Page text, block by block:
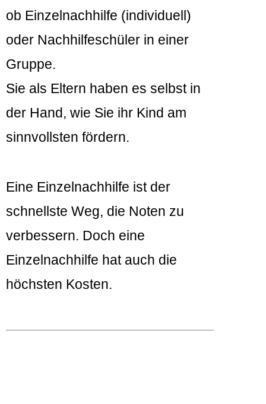
ob Einzelnachhilfe (individuell)
oder Nachhilfeschüler in einer
Gruppe.
Sie als Eltern haben es selbst in
der Hand, wie Sie ihr Kind am
sinnvollsten fördern.
Eine Einzelnachhilfe ist der
schnellste Weg, die Noten zu
verbessern. Doch eine
Einzelnachhilfe hat auch die
höchsten Kosten.